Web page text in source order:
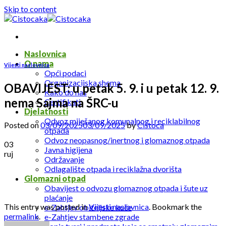
Skip to content
Naslovnica
O nama
Opći podaci
Organizacijska shema
Kako do nas
Certifikati
Djelatnosti
Odvoz miješanog komunalnog i reciklabilnog
otpada
Odvoz neopasnog/inertnog i glomaznog otpada
Javna higijena
Održavanje
Odlagalište otpada i reciklažna dvorišta
Glomazni otpad
Obavijest o odvozu glomaznog otpada i šute uz
plaćanje
e-Zahtjev obiteljske kuće
e-Zahtjev stambene zgrade
Vijesti naslovnica
OBAVIJEST: u petak 5. 9. i u petak 12. 9.
nema Sajma na ŠRC-u
Posted on03/09/202503/09/2025byCistoca
03
ruj
This entry was posted inVijesti naslovnica. Bookmark the
permalink.